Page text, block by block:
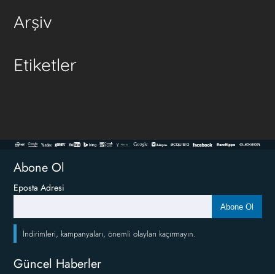
Arşiv
Etiketler
Abone Ol
Eposta Adresi
Abone Ol
İndirimleri, kampanyaları, önemli olayları kaçırmayın.
Güncel Haberler